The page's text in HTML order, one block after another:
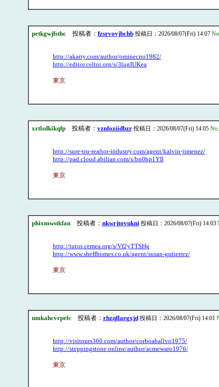
petkgwjfsthc投稿者： fzsrvovjbchb 投稿日：2026/08/07(Fri) 14:07
http://akariy.com/author/ominecno1982/
http://editor.celtoi.org/s/3lugIUKea
東京
xrtlsdkikqfp投稿者： vznfoziidbzr 投稿日：2026/08/07(Fri) 14:05
http://sure-tru-realtor-industry.com/agent/kalvin-jimenez/
http://pad.cloud.abilian.com/s/bn0hp1YIl
東京
phixmwstkfan投稿者： nkwrjtovukni 投稿日：2026/08/07(Fri) 14:03
http://tutos.cemea.org/s/Vf2yTTSHg
http://www.sheffhomes.co.uk/agent/susan-gutierrez/
東京
umkahcvrpelc投稿者： rhzqflaegxjd 投稿日：2026/08/07(Fri) 14:01
http://visitours360.com/author/corboaballvo1975/
http://steppingstone.online/author/acmewaro1976/
東京